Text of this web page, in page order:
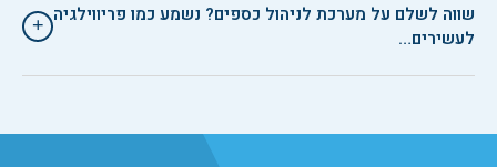
שווה לשלם על מערכת לניהול כספים? נשמע כמו פריווילגיה
לעשירים…
+